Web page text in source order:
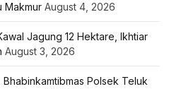
Makmur August 4, 2026
Jagung 12 Hektare, Ikhtiar
August 3, 2026
Polsek Teluk